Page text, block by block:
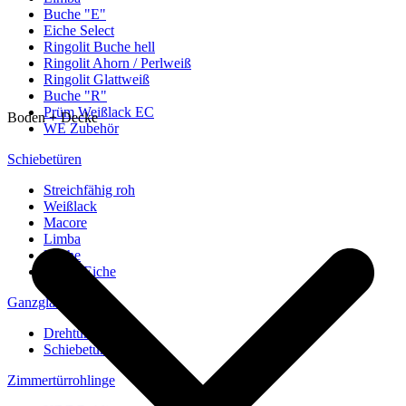
Buche "E"
Eiche Select
Ringolit Buche hell
Ringolit Ahorn / Perlweiß
Ringolit Glattweiß
Buche "R"
Prüm Weißlack EC
WE Zubehör
Schiebetüren
Streichfähig roh
Weißlack
Macore
Limba
Buche
europ. Eiche
Ganzglastüren
Drehtüren
Schiebetüren
Zimmertürrohlinge
Boden + Decke